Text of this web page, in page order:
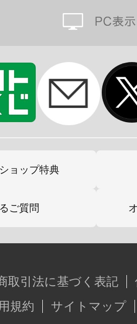
ョップ特典
ご質問
取引法に基づく表記
規約
サイトマップ